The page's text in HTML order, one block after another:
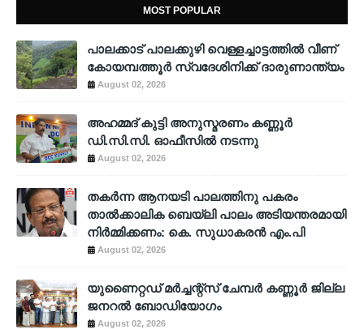
MOST POPULAR
പാലക്കാട് പാലക്കുഴി വെള്ളച്ചാട്ടത്തില്‍ വീണ്
കോയമ്പത്തൂര്‍ സ്വദേശിനിക്ക് ദാരുണാന്ത്യം
August 02, 2026
അഹമ്മദ് കുട്ടി അനുസ്മരണം കണ്ണൂർ
ഡി.സി.സി. ഓഫീസിൽ നടന്നു
August 02, 2026
തകർന്ന ആനയടി പാലത്തിനു പകരം
താൽക്കാലിക ബെയ്‌ലി പാലം അടിയന്തരമായി
നിർമ്മിക്കണം: കെ. സുധാകരൻ എം.പി
August 02, 2026
യുണൈറ്റഡ് മർച്ചന്റ്സ് ചേമ്പർ കണ്ണൂർ ജില്ല
ജനറൽ ബോഡിയോഗം
August 02, 2026